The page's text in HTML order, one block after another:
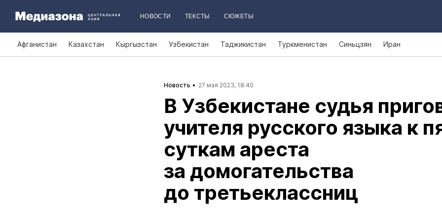
НОВОСТИ ТЕКСТЫ СЮЖЕТЫ
Афганистан Казахстан Кыргызстан Узбекистан Таджикистан Туркменистан Синьцзян Иран
Новость 27 мая 2023, 18:40
В Узбекистане судья
учителя русского языка к
суткам ареста
за домогательства
до третьеклассниц